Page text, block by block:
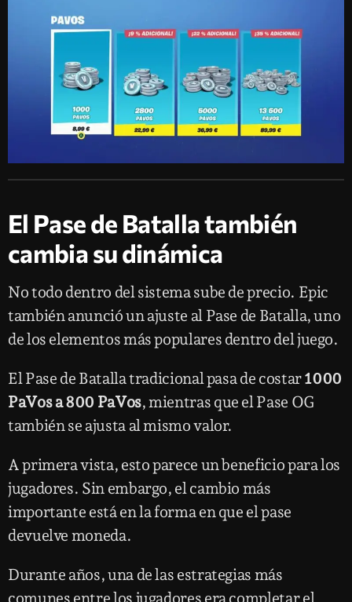
El Pase de Batalla también
cambia su dinámica
No todo dentro del sistema sube de precio. Epic
también anunció un ajuste al Pase de Batalla, uno
de los elementos más populares dentro del juego.
El Pase de Batalla tradicional pasa de costar1000
PaVos a 800 PaVos, mientras que el Pase OG
también se ajusta al mismo valor.
A primera vista, esto parece un beneficio para los
jugadores. Sin embargo, el cambio más
importante está en la forma en que el pase
devuelve moneda.
Durante años, una de las estrategias más
comunes entre los jugadores era completar el